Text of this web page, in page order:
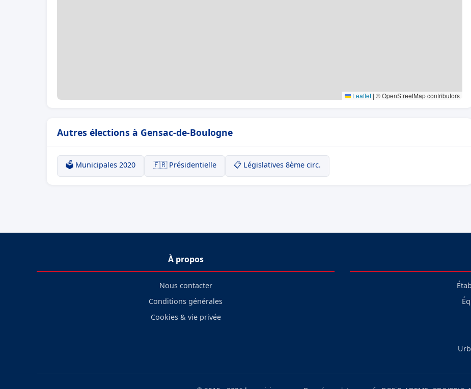
Leaflet | © OpenStreetMap contributors
Autres élections à Gensac-de-Boulogne
🗳️ Municipales 2020 🇫🇷 Présidentielle 📋 Législatives 8ème circ.
À propos
Nous contacter
Conditions générales
Cookies & vie privée